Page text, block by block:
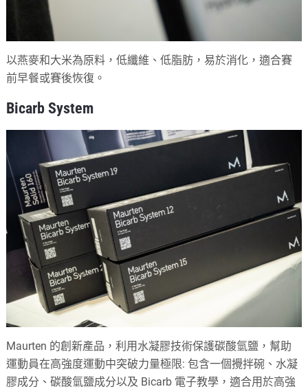
以燕麥和大米為原料，低纖維、低脂肪，易於消化，適合賽
前早餐或賽後恢復。
Bicarb System
Maurten 的創新產品，利用水凝膠技術保護碳酸氫鹽，幫助
運動員在高強度運動中突破力量極限: 包含一個攪拌碗、水凝
膠成分、碳酸氫鹽成分以及 Bicarb 電子教學，適合用於高強